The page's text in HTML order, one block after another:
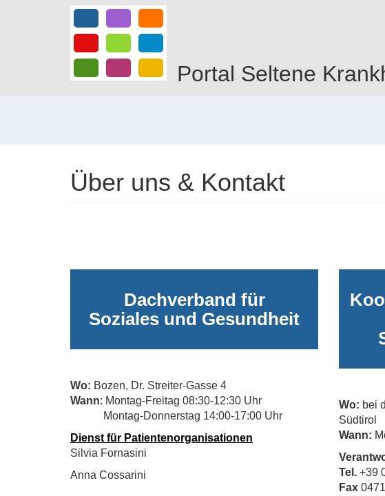
Portal Seltene
Über uns & Kontakt
Dachverband für
Soziales und Gesundheit
Wo: Bozen, Dr. Streiter-Gasse 4
Wann: Montag-Freitag 08:30-12:30 Uhr
Montag-Donnerstag 14:00-17:00 Uhr
Dienst für Patientenorganisationen
Silvia Fornasini
Anna Cossarini
Wo: bei
Südtirol
Wann:
Tel. +39
Fax